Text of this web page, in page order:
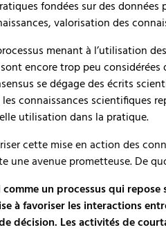
fondées sur des données
valorisation des
menant à l’utilisation
encore trop peu considérées
se dégage des écrits
connaissances scientifiques
utilisation dans la pratique.
cette mise en action des
une avenue prometteuse. De
un processus qui
à favoriser les interactions
décision. Les activités de